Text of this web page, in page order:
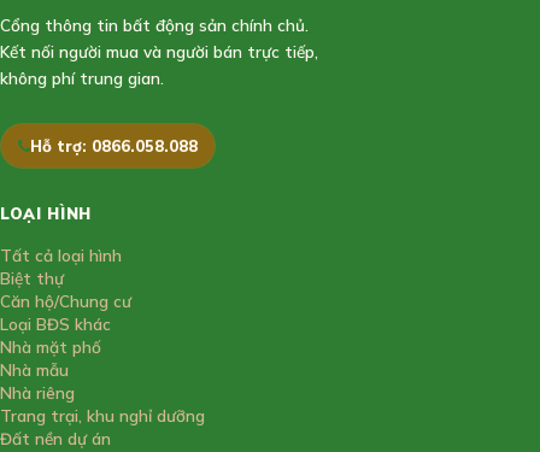
Cổng thông tin bất động sản chính chủ.
Kết nối người mua và người bán trực tiếp,
không phí trung gian.
Hỗ trợ: 0866.058.088
LOẠI HÌNH
Tất cả loại hình
Biệt thự
Căn hộ/Chung cư
Loại BĐS khác
Nhà mặt phố
Nhà mẫu
Nhà riêng
Trang trại, khu nghỉ dưỡng
Đất nền dự án